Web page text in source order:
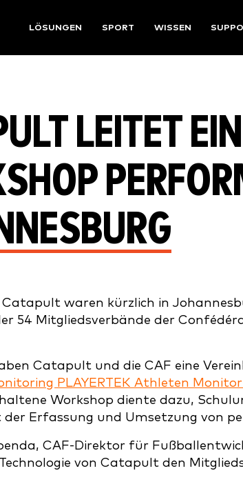
LÖSUNGEN SPORT WISSEN
LEITET
waren kürzlich in
54 Mitgliedsverbände der
Catapult und die CAF eine
PLAYERTEK Athleten
Workshop diente dazu,
Erfassung und Umsetzung von
CAF-Direktor für
von Catapult den